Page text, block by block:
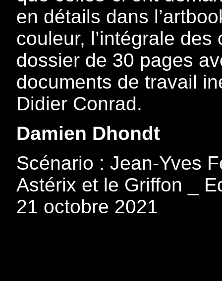
en détails dans
couleur, l’intégrale
dossier de 30 pages
documents de travail
Didier Conrad.
Damien Dhondt
Scénario : Jean-Yves
Astérix et le Griffon _
21 octobre 2021